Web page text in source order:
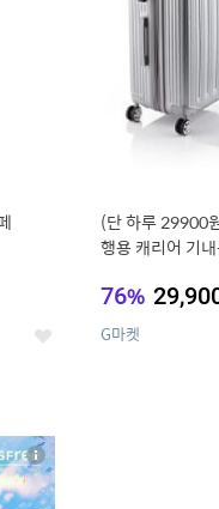
좋
(단 하루 29900
행용 캐리어 기
76%
G마켓
상
세